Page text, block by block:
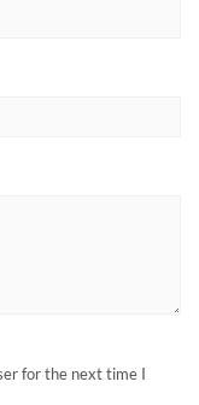
for the next time I